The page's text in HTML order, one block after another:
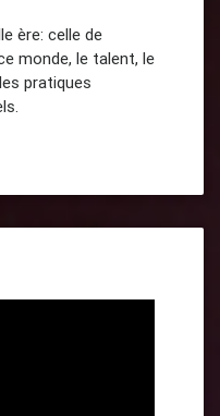
ère: celle de
monde, le talent, le
pratiques